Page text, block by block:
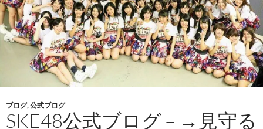
ブログ,公式ブログ
SKE48公式ブログ – →見守る